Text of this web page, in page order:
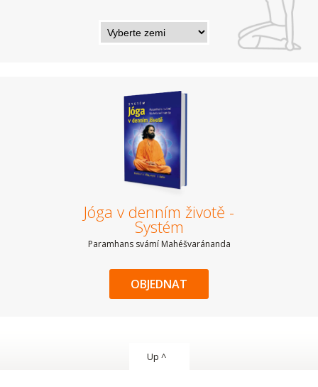
Jóga v denním životě -
Systém
Paramhans svámí Mahéšvaránanda
OBJEDNAT
Up ^